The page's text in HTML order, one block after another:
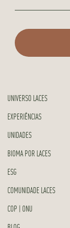
UNIVERSO LACES
EXPERIÊNCIAS
UNIDADES
BIOMA POR LACES
ESG
COMUNIDADE LACES
COP | ONU